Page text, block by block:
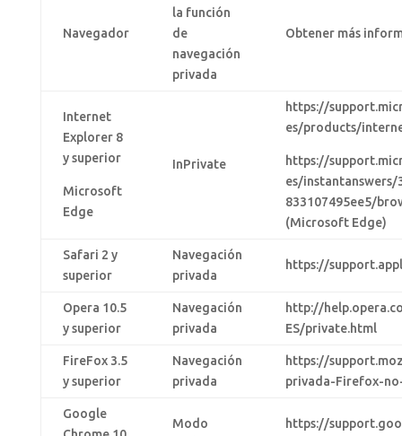
Navegador
la función
de
navegación
privada
Obtener más
Internet
Explorer 8
y superior
Microsoft
Edge
InPrivate
https://
es/products/
https://
es/instantanswers/
833107495ee5/
(Microsoft Edge)
Safari 2 y
superior
Navegación
privada
https://
Opera 10.5
y superior
Navegación
privada
http://
ES/private.html
FireFox 3.5
y superior
Navegación
privada
https://
privada-Firefox-
Google
Modo
https://